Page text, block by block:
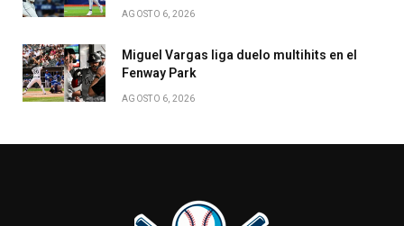
AGOSTO 6, 2026
Miguel Vargas liga duelo multihits en el
Fenway Park
AGOSTO 6, 2026